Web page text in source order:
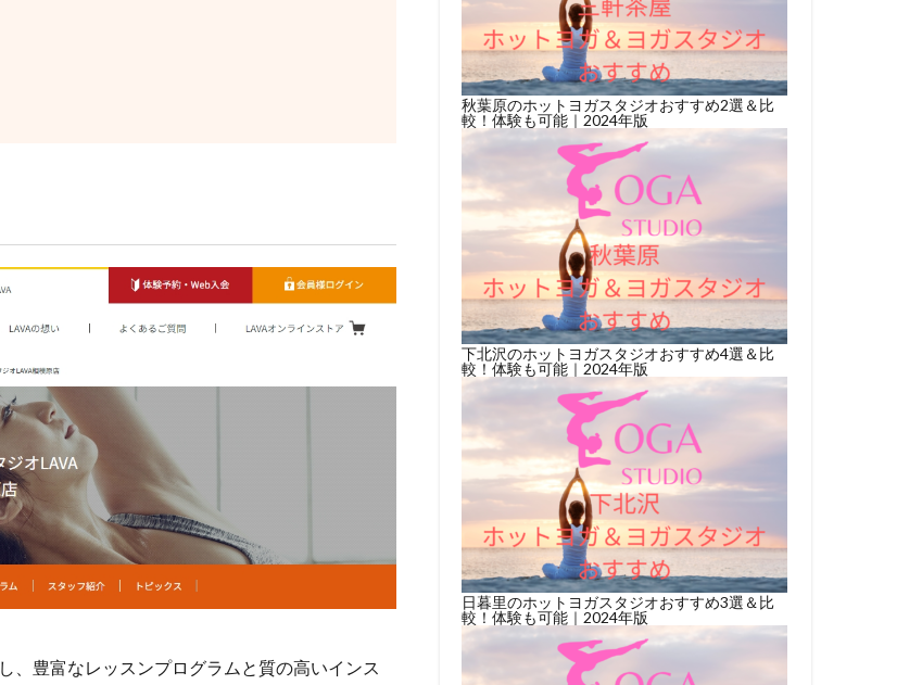
し、豊富なレッスンプログラムと質の高いインス
秋葉原のホットヨガスタジオおすすめ2選＆比
較！体験も可能｜2024年版
下北沢のホットヨガスタジオおすすめ4選＆比
較！体験も可能｜2024年版
日暮里のホットヨガスタジオおすすめ3選＆比
較！体験も可能｜2024年版